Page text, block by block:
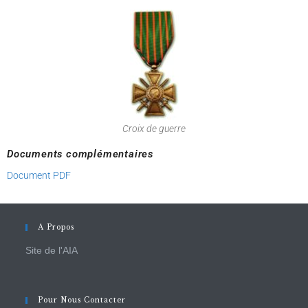
Croix de guerre
Documents complémentaires
Document PDF
A Propos
Site de l'AIA
Pour Nous Contacter